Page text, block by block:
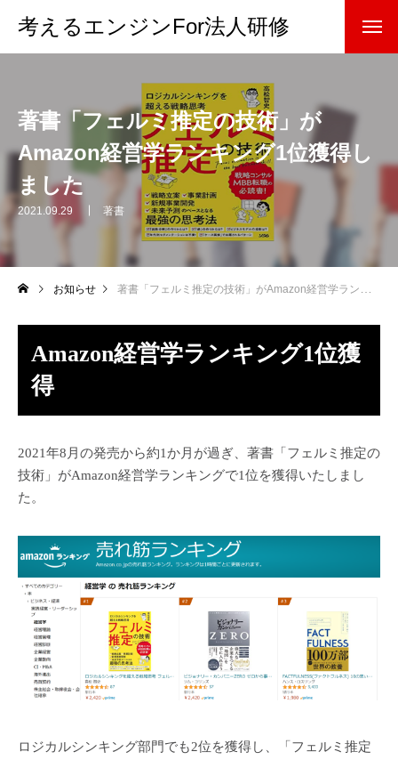
考えるエンジンFor法人研修
著書「フェルミ推定の技術」が
Amazon経営学ランキング1位獲得し
ました
2021.09.29 著書
お知らせ 著書「フェルミ推定の技術」がAmazon経営学ランキング1位獲得しました
Amazon経営学ランキング1位獲
得
2021年8月の発売から約1か月が過ぎ、著書「フェルミ推定の
技術」がAmazon経営学ランキングで1位を獲得いたしまし
た。
ロジカルシンキング部門でも2位を獲得し、「フェルミ推定